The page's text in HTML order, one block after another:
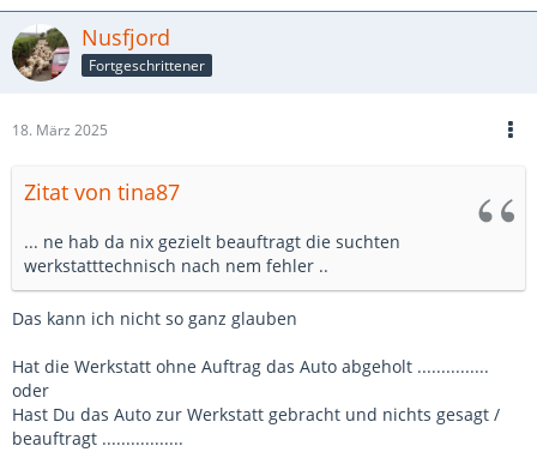
Nusfjord
Fortgeschrittener
18. März 2025
Zitat von tina87
... ne hab da nix gezielt beauftragt die suchten
werkstatttechnisch nach nem fehler ..
Das kann ich nicht so ganz glauben
Hat die Werkstatt ohne Auftrag das Auto abgeholt ...............
oder
Hast Du das Auto zur Werkstatt gebracht und nichts gesagt /
beauftragt .................